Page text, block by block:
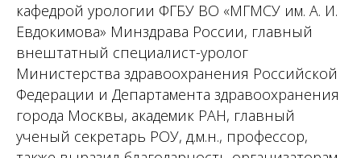
кафедрой урологии ФГБУ ВО «МГМСУ им. А. И.
Евдокимова» Минздрава России, главный
внештатный специалист-уролог
Министерства здравоохранения Российской
Федерации и Департамента здравоохранения
города Москвы, академик РАН, главный
ученый секретарь РОУ, д.м.н., профессор,